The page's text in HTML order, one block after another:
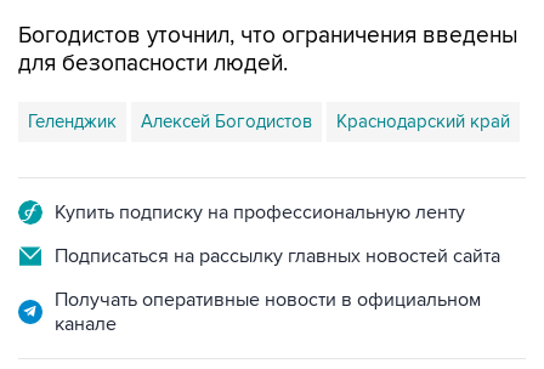
Богодистов уточнил, что ограничения введены
для безопасности людей.
Геленджик Алексей Богодистов Краснодарский край
Купить подписку на профессиональную ленту
Подписаться на рассылку главных новостей сайта
Получать оперативные новости в официальном
канале